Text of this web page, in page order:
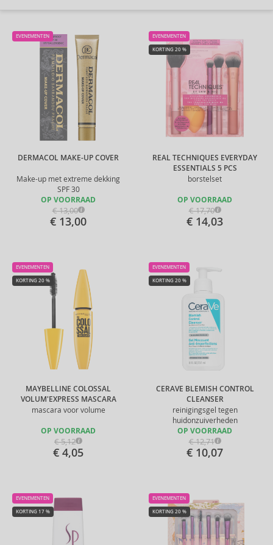
DERMACOL MAKE-UP COVER
Make-up met extreme dekking
SPF 30
EVENEMENTEN
OP VOORRAAD
€ 13,00
€ 13,00
REAL TECHNIQUES EVERYDAY
ESSENTIALS 5 PCS
borstelset
EVENEMENTEN
KORTING 20 %
OP VOORRAAD
€ 17,70
€ 14,03
MAYBELLINE COLOSSAL
VOLUM'EXPRESS MASCARA
mascara voor volume
EVENEMENTEN
KORTING 20 %
OP VOORRAAD
€ 5,12
€ 4,05
CERAVE BLEMISH CONTROL
CLEANSER
reinigingsgel tegen
huidonzuiverheden
EVENEMENTEN
KORTING 20 %
OP VOORRAAD
€ 12,71
€ 10,07
EVENEMENTEN
KORTING 17 %
EVENEMENTEN
KORTING 20 %